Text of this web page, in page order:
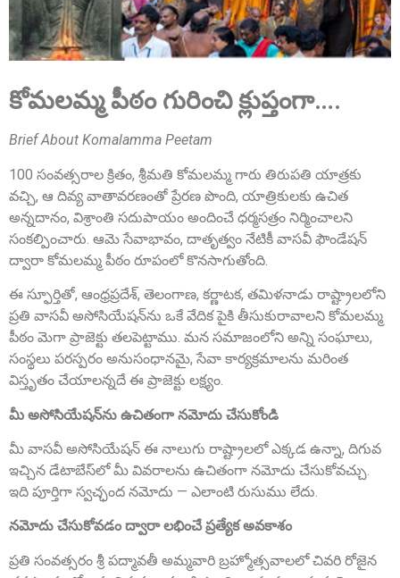
Sri Vutturi Swaraj & Smt. Sneha
Smt. Grandhi Sailaja
Sri Grandhi Anil
Founder Donor, USA
కోమలమ్మ పీఠం గురించి క్లుప్తంగా….
Brief About Komalamma Peetam
100 సంవత్సరాల క్రితం, శ్రీమతి కోమలమ్మ గారు తిరుపతి యాత్రకు
వచ్చి, ఆ దివ్య వాతావరణంతో ప్రేరణ పొంది, యాత్రికులకు ఉచిత
అన్నదానం, విశ్రాంతి సదుపాయం అందించే ధర్మసత్రం నిర్మించాలని
సంకల్పించారు. ఆమె సేవాభావం, దాతృత్వం నేటికీ వాసవీ ఫౌండేషన్
ద్వారా కోమలమ్మ పీఠం రూపంలో కొనసాగుతోంది.
ఈ స్ఫూర్తితో, ఆంధ్రప్రదేశ్, తెలంగాణ, కర్ణాటక, తమిళనాడు రాష్ట్రాలలోని
ప్రతి వాసవీ అసోసియేషన్‌ను ఒకే వేదిక పైకి తీసుకురావాలని కోమలమ్మ
పీఠం మెగా ప్రాజెక్టు తలపెట్టాము. మన సమాజంలోని అన్ని సంఘాలు,
సంస్థలు పరస్పరం అనుసంధానమై, సేవా కార్యక్రమాలను మరింత
విస్తృతం చేయాలన్నదే ఈ ప్రాజెక్టు లక్ష్యం.
మీ అసోసియేషన్‌ను ఉచితంగా నమోదు చేసుకోండి
మీ వాసవీ అసోసియేషన్ ఈ నాలుగు రాష్ట్రాలలో ఎక్కడ ఉన్నా, దిగువ
ఇచ్చిన డేటాబేస్‌లో మీ వివరాలను ఉచితంగా నమోదు చేసుకోవచ్చు.
ఇది పూర్తిగా స్వచ్ఛంద నమోదు — ఎలాంటి రుసుము లేదు.
నమోదు చేసుకోవడం ద్వారా లభించే ప్రత్యేక అవకాశం
ప్రతి సంవత్సరం శ్రీ పద్మావతీ అమ్మవారి బ్రహ్మోత్సవాలలో చివరి రోజైన